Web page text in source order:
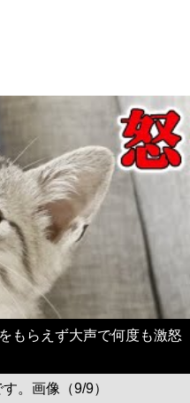
もらえず大声で何度も激怒
。画像（9/9）